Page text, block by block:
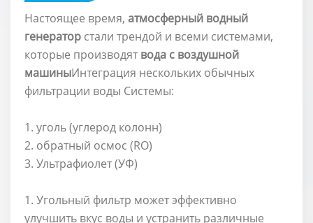
Настоящее время, атмосферный водный
генератор стали трендой и всеми системами,
которые производят вода с воздушной
машиныИнтеграция нескольких обычных
фильтрации воды Системы:
1. уголь (углерод колонн)
2. обратный осмос (RO)
3. Ультрафиолет (УФ)
1. Угольный фильтр может эффективно
улучшить вкус воды и устранить различные